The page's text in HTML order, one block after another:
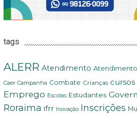
tags
ALERR Atendimento
Caer Campanha Combate Crianças cursos
Emprego Escolas Estudantes
Roraima ifrr Inovação Inscrições